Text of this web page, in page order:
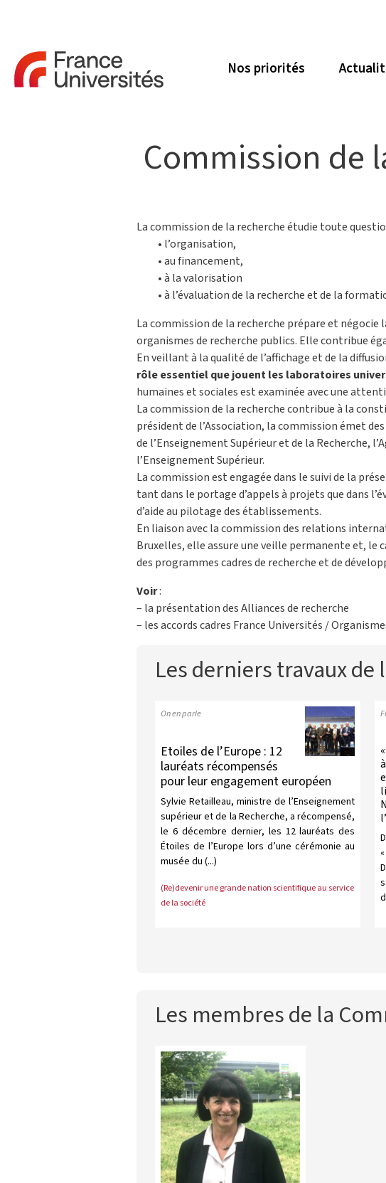
Nos priorités
Commission de
La commission de la recherche étudie toute
• l’organisation,
• au financement,
• à la valorisation
• à l’évaluation de la recherche et de la
La commission de la recherche prépare et
organismes de recherche publics. Elle contribue
En veillant à la qualité de l’affichage et de la
rôle essentiel que jouent les laboratoires
humaines et sociales est examinée avec une
La commission de la recherche contribue à la
président de l’Association, la commission émet
de l’Enseignement Supérieur et de la Recherche,
l’Enseignement Supérieur.
La commission est engagée dans le suivi de la
tant dans le portage d’appels à projets que dans
d’aide au pilotage des établissements.
En liaison avec la commission des relations
Bruxelles, elle assure une veille permanente et, le
des programmes cadres de recherche et de
Voir:
– la présentation des Alliances de recherche
– les accords cadres France Universités /
Les derniers travaux de
On en parle
Etoiles de l’Europe : 12
lauréats récompensés
pour leur engagement européen
Sylvie Retailleau, ministre de l’Enseignement
supérieur et de la Recherche, a récompensé,
le 6 décembre dernier, les 12 lauréats des
Étoiles de l’Europe lors d’une cérémonie au
musée du (...)
(Re)devenir une grande nation scientifique au service
de la société
Les membres de la